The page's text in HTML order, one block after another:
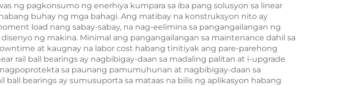
ng pagkonsumo ng enerhiya kumpara sa iba pang solusyon sa linear
buhay ng mga bahagi. Ang matibay na konstruksyon nito ay
load nang sabay-sabay, na nag-eelimina sa pangangailangan ng
ng makina. Minimal ang pangangailangan sa maintenance dahil sa
at kaugnay na labor cost habang tinitiyak ang pare-parehong
rail ball bearings ay nagbibigay-daan sa madaling palitan at i-upgrade
sa paunang pamumuhunan at nagbibigay-daan sa
bearings ay sumusuporta sa mataas na bilis ng aplikasyon habang